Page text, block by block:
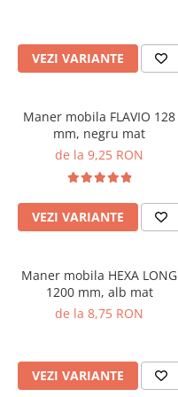
VEZI VARIANTE
Maner mobila FLAVIO 128
mm, negru mat
de la 9,25 RON
VEZI VARIANTE
Maner mobila HEXA LONG
1200 mm, alb mat
de la 8,75 RON
VEZI VARIANTE